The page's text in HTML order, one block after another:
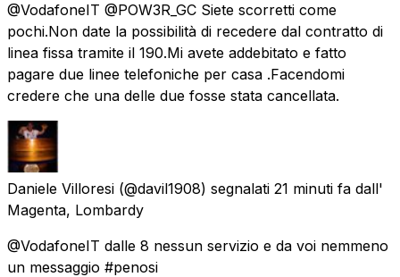
@VodafoneIT @POW3R_GC Siete scorretti come
pochi.Non date la possibilità di recedere dal contratto di
linea fissa tramite il 190.Mi avete addebitato e fatto
pagare due linee telefoniche per casa .Facendomi
credere che una delle due fosse stata cancellata.
Daniele Villoresi (@davil1908) segnalati 21 minuti fa dall'
Magenta, Lombardy
@VodafoneIT dalle 8 nessun servizio e da voi nemmeno
un messaggio #penosi